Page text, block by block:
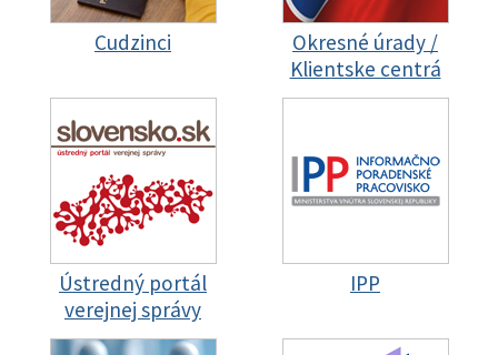
Cudzinci
Okresné úrady /
Klientske centrá
Ústredný portál
verejnej správy
IPP